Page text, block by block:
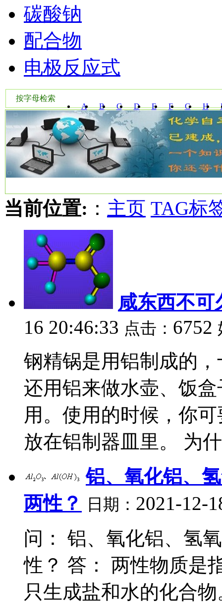
碳酸钠
配合物
电极反应式
按字母检索
A
B C D E F G H
W Y
当前位置: ： 主页 TAG标
咸东西不可
16 20:46:33 点击： 6752
钢精锅是用铝制成的
还用铝来做水壶、饭
用。使用的时候，你
放在铝制器皿里。 为
铝、氧化铝、
两性？
日期： 2021-12-
问： 铝、氧化铝、氢
性？ 答： 两性物质是
只生成盐和水的化合